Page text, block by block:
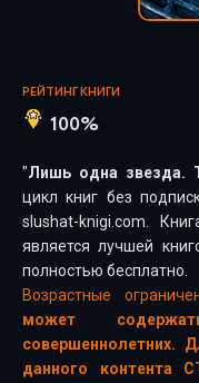
РЕЙТИНГ КНИГИ
100%
"Лишь одна звезда.
цикл книг без
slushat-knigi.com.
является лучшей
полностью бесплатно.
Возрастные
может
совершеннолетних.
данного контента